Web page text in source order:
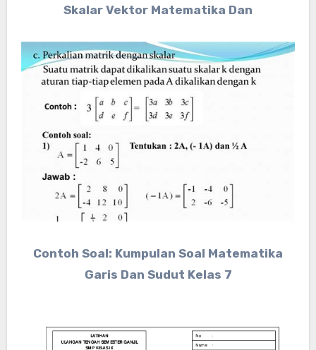
Skalar Vektor Matematika Dan
Contoh Soal: Kumpulan Soal Matematika
Garis Dan Sudut Kelas 7